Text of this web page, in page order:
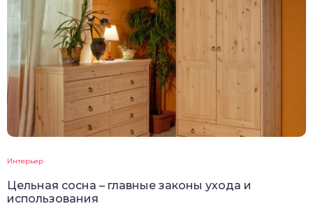
Интерьер
Цельная сосна – главные законы ухода и
использования